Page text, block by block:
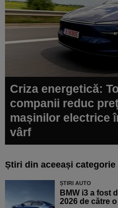
Criza energetică:
companii reduc
mașinilor electrice
vârf
Știri din aceeași categorie
ȘTIRI AUTO
BMW i3 a fost
2026 de către